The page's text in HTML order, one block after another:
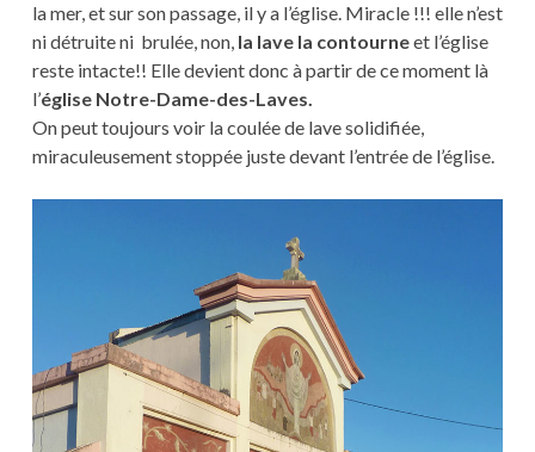
la mer, et sur son passage, il y a l’église. Miracle !!! elle n’est
ni détruite ni brulée, non, la lave la contourneet l’église
reste intacte!! Elle devient donc à partir de ce moment là
l’église Notre-Dame-des-Laves.
On peut toujours voir la coulée de lave solidifiée,
miraculeusement stoppée juste devant l’entrée de l’église.